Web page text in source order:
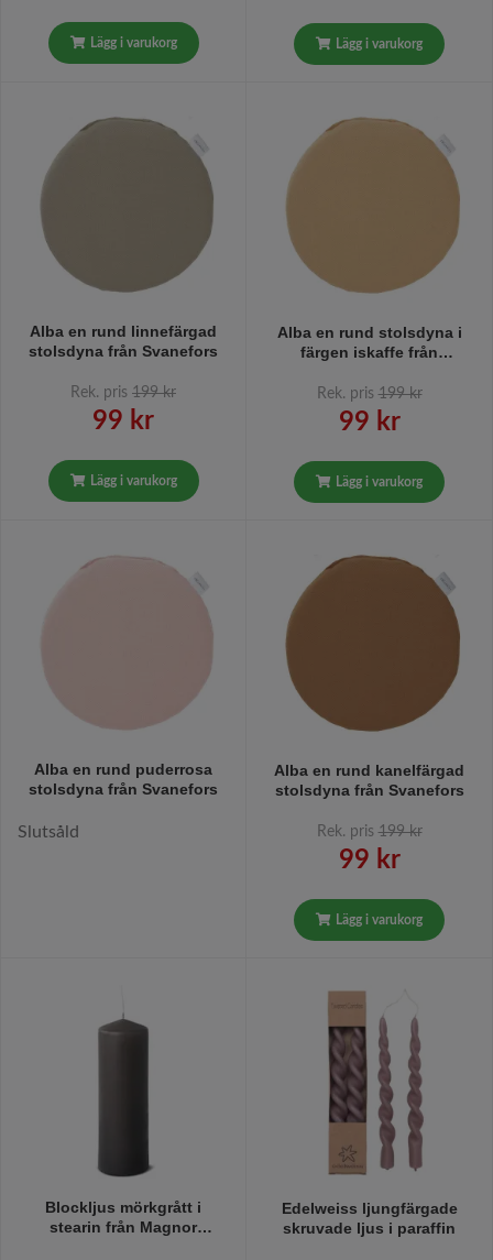
Lägg i varukorg Lägg i varukorg
Alba en rund linnefärgad
stolsdyna från Svanefors
Rek. pris 199 kr
99 kr
Lägg i varukorg
Alba en rund stolsdyna i
färgen iskaffe från
Rek. pris 199 kr
99 kr
Lägg i varukorg
Alba en rund puderrosa
stolsdyna från Svanefors
Slutsåld
Alba en rund kanelfärgad
stolsdyna från Svanefors
Rek. pris 199 kr
99 kr
Lägg i varukorg
Blockljus mörkgrått i
stearin från Magnor
Edelweiss ljungfärgade
skruvade ljus i paraffin